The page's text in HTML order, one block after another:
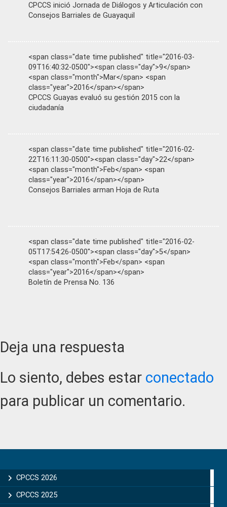
CPCCS inició Jornada de Diálogos y Articulación con
Consejos Barriales de Guayaquil
<span class="date time published" title="2016-03-
09T16:40:32-0500"><span class="day">9</span>
<span class="month">Mar</span> <span
class="year">2016</span></span>
CPCCS Guayas evaluó su gestión 2015 con la
ciudadanía
<span class="date time published" title="2016-02-
22T16:11:30-0500"><span class="day">22</span>
<span class="month">Feb</span> <span
class="year">2016</span></span>
Consejos Barriales arman Hoja de Ruta
<span class="date time published" title="2016-02-
05T17:54:26-0500"><span class="day">5</span>
<span class="month">Feb</span> <span
class="year">2016</span></span>
Boletín de Prensa No. 136
Reader
Interactions
Deja una respuesta
Lo siento, debes estar conectado
para publicar un comentario.
Sidebar
CPCCS 2026
CPCCS 2025